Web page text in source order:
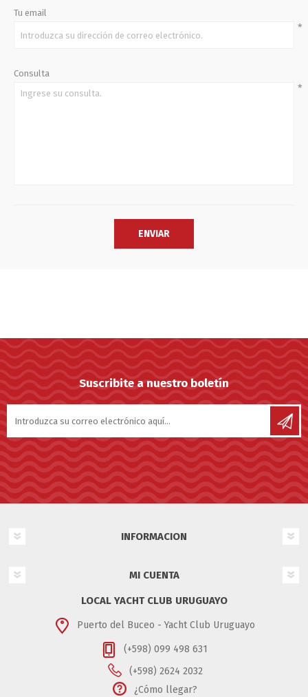
Tu email
*
Consulta
*
Suscribite a nuestro boletín
INFORMACION
MI CUENTA
LOCAL YACHT CLUB URUGUAYO
Puerto del Buceo - Yacht Club Uruguayo
(+598) 099 498 631
(+598) 2624 2032
¿Cómo llegar?